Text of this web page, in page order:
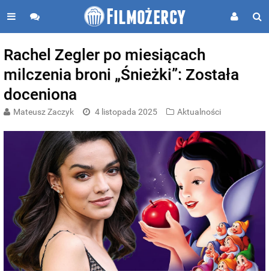
Rachel Zegler po miesiącach
milczenia broni „Śnieżki”: Została
doceniona
Mateusz Zaczyk 4 listopada 2025 Aktualności